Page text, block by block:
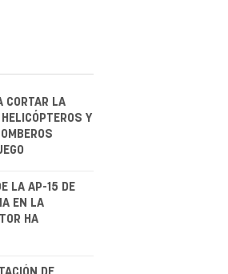
CORTAR LA
Y
LA AP-15 DE
EN LA
HA